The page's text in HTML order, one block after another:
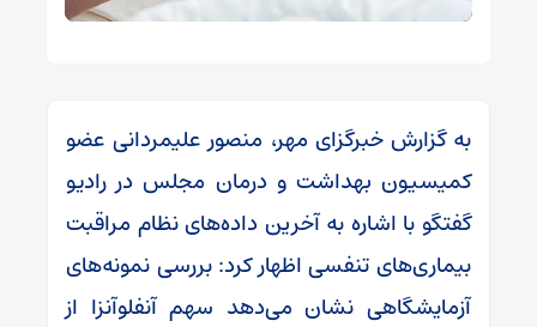
به گزارش خبرگزای مهر، منصور علیمردانی عضو
کمیسیون بهداشت و درمان مجلس در رادیو
گفتگو با اشاره به آخرین داده‌های نظام مراقبت
بیماری‌های تنفسی اظهار کرد: بررسی نمونه‌های
آزمایشگاهی نشان می‌دهد سهم آنفلوآنزا از